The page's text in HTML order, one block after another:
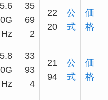
5.6
0G
Hz
35
69
2
22
20
公
式
価
格
5.8
0G
Hz
33
93
4
21
94
公
式
価
格